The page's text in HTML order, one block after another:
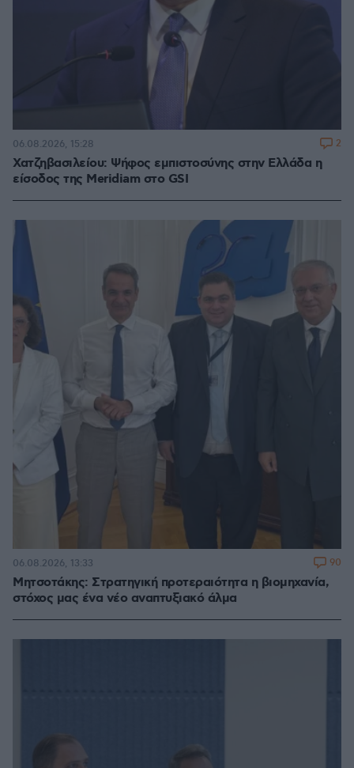
Χατζηβασιλείου: Ψήφος εμπιστοσύνης στην Ελλάδα η
είσοδος της Meridiam στο GSI
06.08.2026, 15:28 2
Μητσοτάκης: Στρατηγική προτεραιότητα η βιομηχανία,
στόχος μας ένα νέο αναπτυξιακό άλμα
06.08.2026, 13:33 90